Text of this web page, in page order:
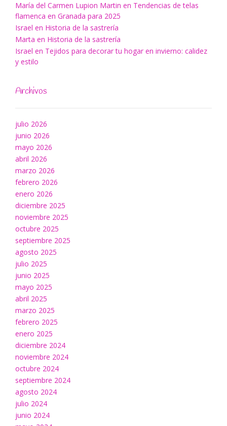
María del Carmen Lupion Martin en Tendencias de telas
flamenca en Granada para 2025
Israel en Historia de la sastrería
Marta en Historia de la sastrería
Israel en Tejidos para decorar tu hogar en invierno: calidez
y estilo
Archivos
julio 2026
junio 2026
mayo 2026
abril 2026
marzo 2026
febrero 2026
enero 2026
diciembre 2025
noviembre 2025
octubre 2025
septiembre 2025
agosto 2025
julio 2025
junio 2025
mayo 2025
abril 2025
marzo 2025
febrero 2025
enero 2025
diciembre 2024
noviembre 2024
octubre 2024
septiembre 2024
agosto 2024
julio 2024
junio 2024